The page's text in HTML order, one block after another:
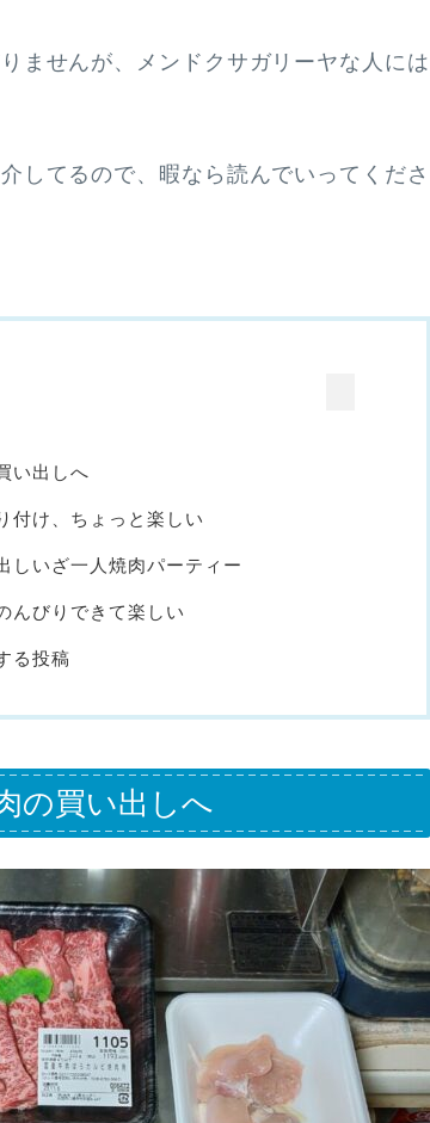
ませんが、メンドクサガリーヤな人には
してるので、暇なら読んでいってくださ
い出しへ
付け、ちょっと楽しい
しいざ一人焼肉パーティー
んびりできて楽しい
る投稿
の買い出しへ